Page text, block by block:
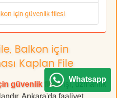
için güvenlik filesi
Balkon için
Kaplan File
güvenlik filesiişi, uzmanlık
Whatsapp